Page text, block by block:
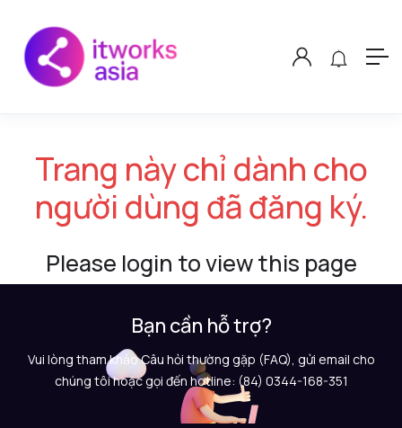
Trang này chỉ dành cho
người dùng đã đăng ký.
Please login to view this page
Bạn cần hỗ trợ?
Vui lòng tham khảo Câu hỏi thường gặp (FAQ), gửi email cho
chúng tôi hoặc gọi đến hotline: (84) 0344-168-351